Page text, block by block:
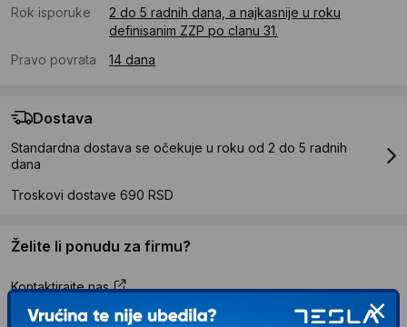
Rok isporuke
2 do 5 radnih dana, a najkasnije u roku
definisanim ZZP po clanu 31.
Pravo povrata
14 dana
Dostava
Standardna dostava se očekuje u roku od 2 do 5 radnih
dana
Troskovi dostave 690 RSD
Želite li ponudu za firmu?
Kontaktirajte nas